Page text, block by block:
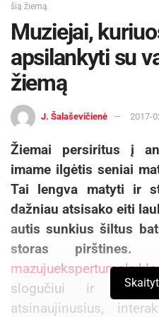
kurios bakterijos
sistemos veiklą.
labiausiai
išskiriamas
veikiantis prieš
bakterines) ir
teigiančių, kad
apsaugant ar gydant
ir šlapimo organų
moduliavimą,
blokuoti toksinų
saugoti nuo
autizmas, osteoporozė,
Aktualios naujienos
šią žiemą
Muziejai,
apsilankyti su
žiemą
J. Šalaševičienė 2017-
Žiemai persiritus į
imame ilgėtis seniai
Tai lengva matyti ir
dažniau atsisako eiti
autis sunkius šiltus
storas pirštines.
slogučiui ir dar
atsinaujinusius,